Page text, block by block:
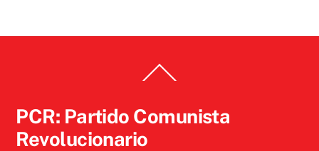
To
PCR: Partido Comunista
Revolucionario